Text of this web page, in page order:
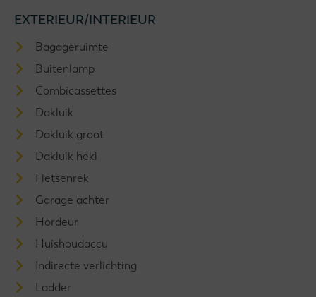
EXTERIEUR/INTERIEUR
Bagageruimte
Buitenlamp
Combicassettes
Dakluik
Dakluik groot
Dakluik heki
Fietsenrek
Garage achter
Hordeur
Huishoudaccu
Indirecte verlichting
Ladder